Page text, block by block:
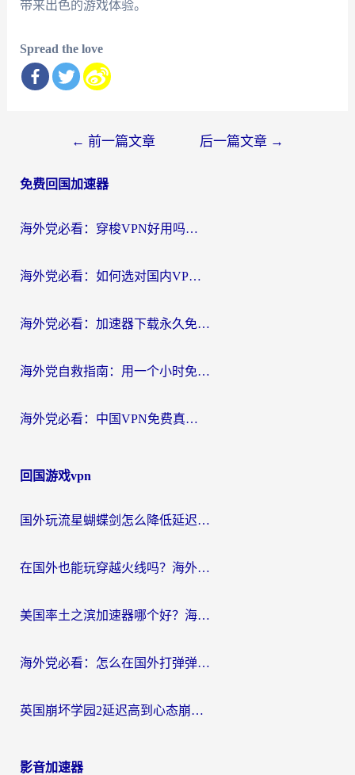
带来出色的游戏体验。
Spread the love
导
← 前一篇文章 后一篇文章 →
免费回国加速器
海外党必看：穿梭VPN好用吗？和云帆VPN对比哪个回国效果更好？附真实测评+避坑指南
海外党必看：如何选对国内VPN，实现无缝访问国内资源？
海外党必看：加速器下载永久免费版真的存在吗？教你无缝访问国内资源的正确姿势
海外党自救指南：用一个小时免费加速器，轻松打破国内资源访问壁垒？
海外党必看：中国VPN免费真的靠谱吗？手把手教你选对回国加速器
回国游戏vpn
国外玩流星蝴蝶剑怎么降低延迟？海外党必看的加速秘籍（含欧洲鸣潮&彩虹岛优化攻略）
在国外也能玩穿越火线吗？海外玩家国服游戏畅玩终极指南
美国率土之滨加速器哪个好？海外党国服游戏畅玩终极指南（附多游戏解决方案）
海外党必看：怎么在国外打弹弹堂不卡？番茄加速器亲测指南
英国崩坏学园2延迟高到心态崩？海外党国服游戏加速终极指南
影音加速器